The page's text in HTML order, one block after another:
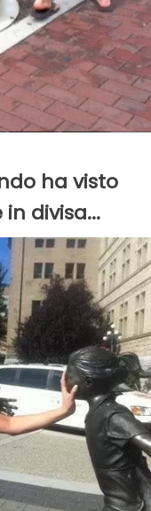
ha visto
divisa...